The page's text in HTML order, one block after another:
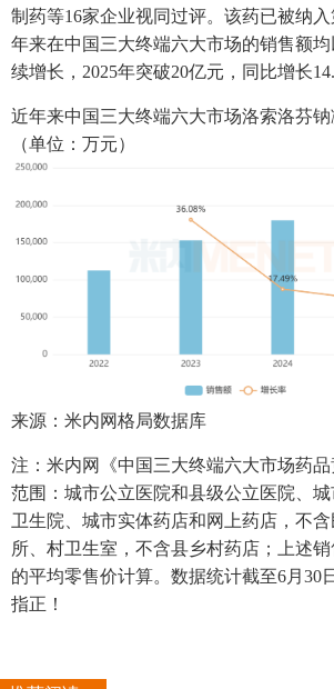
制药等16家企业视同过评。该药已被纳
年来在中国三大终端六大市场的销售额
续增长，2025年突破20亿元，同比增长
近年来中国三大终端六大市场洛索洛芬
（单位：万元）
来源：米内网格局数据库
注：米内网《中国三大终端六大市场药
范围：城市公立医院和县级公立医院、
卫生院、城市实体药店和网上药店，不
所、村卫生室，不含县乡村药店；上述
的平均零售价计算。数据统计截至6月30
指正！